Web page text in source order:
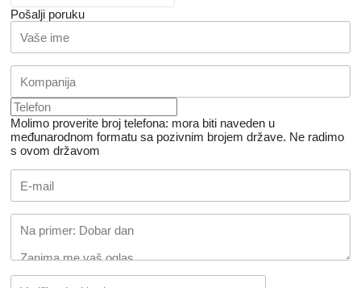
Pošalji poruku
Molimo proverite broj telefona: mora biti naveden u
međunarodnom formatu sa pozivnim brojem države. Ne radimo
s ovom državom